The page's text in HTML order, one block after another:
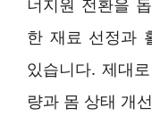
너지원 전환을
한 재료 선정과
있습니다. 제대
량과 몸 상태 개